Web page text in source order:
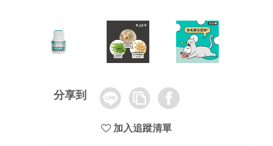
分享到 Line
Copy
Link
Facebook
加入追蹤清單